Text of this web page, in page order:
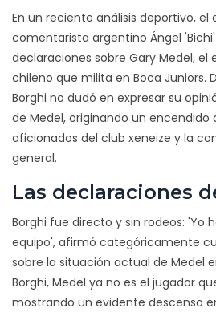
En un reciente análisis deportivo,
comentarista argentino Ángel
declaraciones sobre Gary Medel,
chileno que milita en Boca Juniors.
Borghi no dudó en expresar su
de Medel, originando un encendido
aficionados del club xeneize y la
general.
Las declaraciones
Borghi fue directo y sin rodeos: 'Yo
equipo', afirmó categóricamente
sobre la situación actual de Medel
Borghi, Medel ya no es el jugador
mostrando un evidente descenso